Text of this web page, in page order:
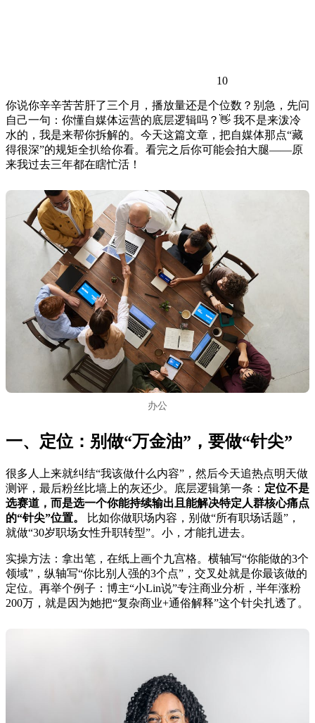
10
你说你辛辛苦苦肝了三个月，播放量还是个位数？别急，先问
自己一句：你懂自媒体运营的底层逻辑吗？👋 我不是来泼冷
水的，我是来帮你拆解的。今天这篇文章，把自媒体那点“藏
得很深”的规矩全扒给你看。看完之后你可能会拍大腿——原
来我过去三年都在瞎忙活！
办公
一、定位：别做“万金油”，要做“针尖”
很多人上来就纠结“我该做什么内容”，然后今天追热点明天做
测评，最后粉丝比墙上的灰还少。底层逻辑第一条： 定位不是
选赛道，而是选一个你能持续输出且能解决特定人群核心痛点
的“针尖”位置。
比如你做职场内容，别做“所有职场话题”，
就做“30岁职场女性升职转型”。小，才能扎进去。
实操方法：拿出笔，在纸上画个九宫格。横轴写“你能做的3个
领域”，纵轴写“你比别人强的3个点”，交叉处就是你最该做的
定位。再举个例子：博主“小Lin说”专注商业分析，半年涨粉
200万，就是因为她把“复杂商业+通俗解释”这个针尖扎透了。